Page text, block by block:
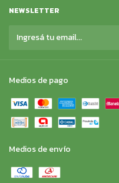
NEWSLETTER
Medios de pago
Medios de envío